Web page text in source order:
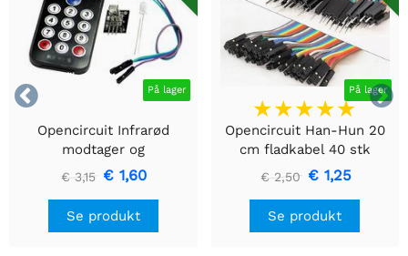

 På lager
Opencircuit Infrarød
modtager og
fjernbetjeningssæt
€ 3,15 € 1,60
Se produkt
På lager
Opencircuit Han-Hun 20
cm fladkabel 40 stk
€ 2,50 € 1,25
Se produkt